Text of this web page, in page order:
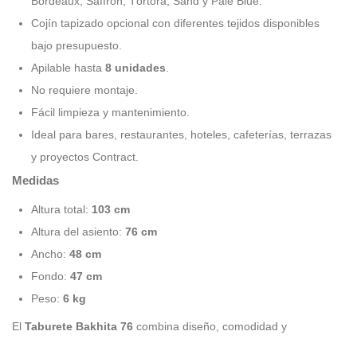
Cojín tapizado opcional con diferentes tejidos disponibles
bajo presupuesto.
Apilable hasta 8 unidades
No requiere montaje.
Fácil limpieza y mantenimiento.
Ideal para bares, restaurantes, hoteles, cafeterías, terrazas
y proyectos Contract.
Medidas
Altura total: 103 cm
Altura del asiento: 76 cm
Ancho: 48 cm
Fondo: 47 cm
Peso: 6 kg
El Taburete Bakhita 76 combina diseño, comodidad y